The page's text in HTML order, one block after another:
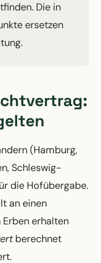
Die in
ersetzen
(Hamburg,
Schleswig-
die Hofübergabe.
an einen
erhalten
berechnet